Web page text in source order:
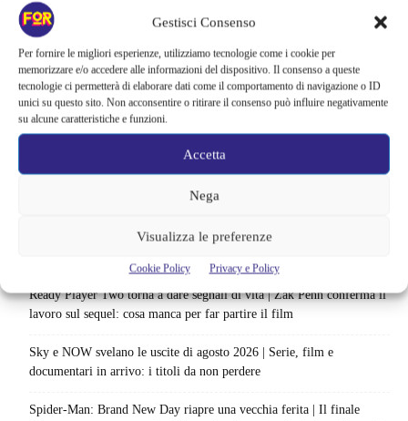
Gestisci Consenso
Per fornire le migliori esperienze, utilizziamo tecnologie come i cookie per
memorizzare e/o accedere alle informazioni del dispositivo. Il consenso a queste
tecnologie ci permetterà di elaborare dati come il comportamento di navigazione o ID
unici su questo sito. Non acconsentire o ritirare il consenso può influire negativamente
su alcune caratteristiche e funzioni.
Accetta
Nega
Visualizza le preferenze
Cookie Policy Privacy e Policy
Monster affronta il caso Lizzie Borden, Netflix svela data e prime
Ready Player Two torna a dare segnali di vita | Zak Penn conferma il
lavoro sul sequel: cosa manca per far partire il film
Sky e NOW svelano le uscite di agosto 2026 | Serie, film e
documentari in arrivo: i titoli da non perdere
Spider-Man: Brand New Day riapre una vecchia ferita | Il finale